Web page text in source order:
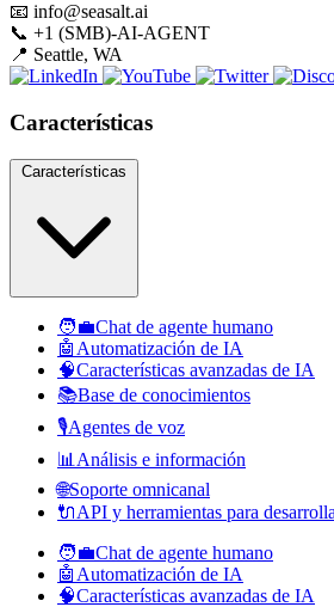
📧 info@seasalt.ai
📞 +1 (SMB)-AI-AGENT
📍 Seattle, WA
Características
🧑‍💼Chat de agente humano
🤖 Automatización de IA
🧠Características avanzadas de IA
📚Base de conocimientos
🎙️Agentes de voz
📊 Análisis e información
🌐Soporte omnicanal
🔌API y herramientas para
🧑‍💼Chat de agente humano
🤖 Automatización de IA
🧠Características avanzadas de IA